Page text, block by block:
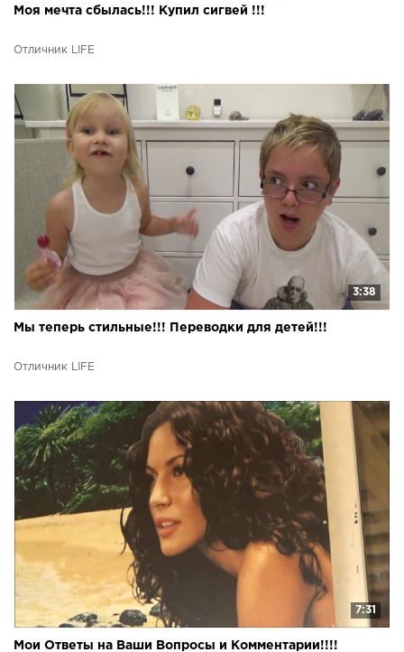
Моя мечта сбылась!!! Купил сигвей !!!
Отличник LIFE
3:38
Мы теперь стильные!!! Переводки для детей!!!
Отличник LIFE
7:31
Мои Ответы на Ваши Вопросы и Комментарии!!!!